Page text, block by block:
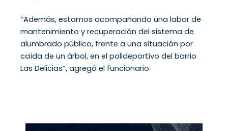
“Además, estamos acompañando una labor de
mantenimiento y recuperación del sistema de
alumbrado público, frente a una situación por
caída de un árbol, en el polideportivo del barrio
Las Delicias”, agregó el funcionario.